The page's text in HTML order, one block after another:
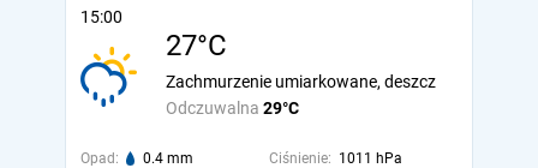
15:00
27°C
Odczuwalna 29°C
Zachmurzenie umiarkowane, deszcz
Opad: 0.4 mm Ciśnienie: 1011 hPa